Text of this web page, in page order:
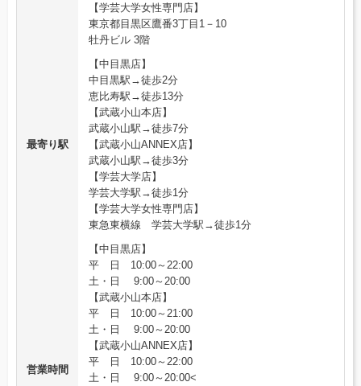
【学芸大学女性専門店】
東京都目黒区鷹番3丁目1－10
牡丹ビル 3階
最寄り駅
【中目黒店】
中目黒駅→徒歩2分
恵比寿駅→徒歩13分
【武蔵小山本店】
武蔵小山駅→徒歩7分
【武蔵小山ANNEX店】
武蔵小山駅→徒歩3分
【学芸大学店】
学芸大学駅→徒歩1分
【学芸大学女性専門店】
東急東横線 学芸大学駅→徒歩1分
営業時間
【中目黒店】
平 日 10:00～22:00
土・日 9:00～20:00
【武蔵小山本店】
平 日 10:00～21:00
土・日 9:00～20:00
【武蔵小山ANNEX店】
平 日 10:00～22:00
土・日 9:00～20:00<